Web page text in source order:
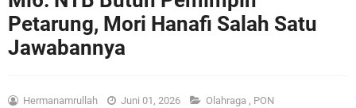
Petarung, Mori Hanafi Salah Satu
Jawabannya
Hermanamrullah Juni 01, 2026 Olahraga , PON